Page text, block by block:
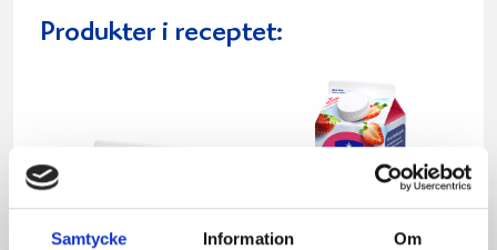
Samtycke Information Om
Produkter i receptet: